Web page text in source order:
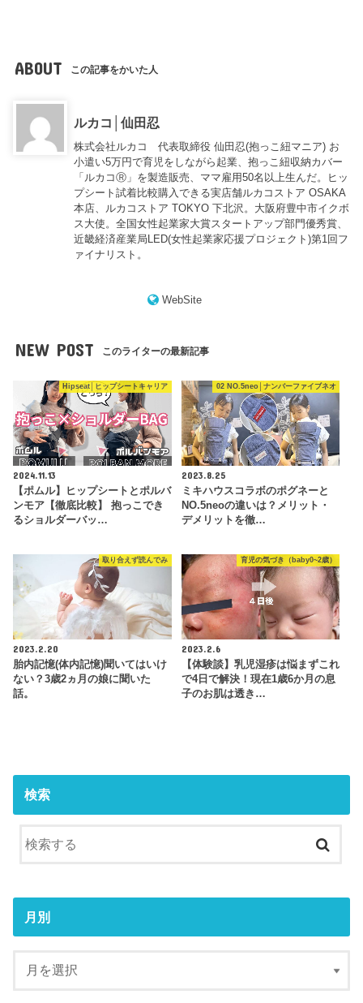
ABOUT この記事をかいた人
ルカコ│仙田忍
株式会社ルカコ 代表取締役 仙田忍(抱っこ紐マニア) お
小遣い5万円で育児をしながら起業、抱っこ紐収納カバー
「ルカコⓇ」を製造販売、ママ雇用50名以上生んだ。ヒッ
プシート試着比較購入できる実店舗ルカコストア OSAKA
本店、ルカコストア TOKYO 下北沢。大阪府豊中市イクボ
ス大使。全国女性起業家大賞スタートアップ部門優秀賞、
近畿経済産業局LED(女性起業家応援プロジェクト)第1回フ
ァイナリスト。
WebSite
NEW POST このライターの最新記事
Hipseat│ヒップシートキャリア
2024.11.13
【ポムル】ヒップシートとポルバ
ンモア【徹底比較】 抱っこでき
るショルダーバッ…
02 NO.5neo│ナンバーファイブネオ
2023.8.25
ミキハウスコラボのポグネーと
NO.5neoの違いは？メリット・
デメリットを徹…
取り合えず読んでみ
2023.2.20
胎内記憶(体内記憶)聞いてはいけ
ない？3歳2ヵ月の娘に聞いた
話。
育児の気づき（baby0~2歳）
2023.2.6
【体験談】乳児湿疹は悩まずこれ
で4日で解決！現在1歳6か月の息
子のお肌は透き…
検索
月別